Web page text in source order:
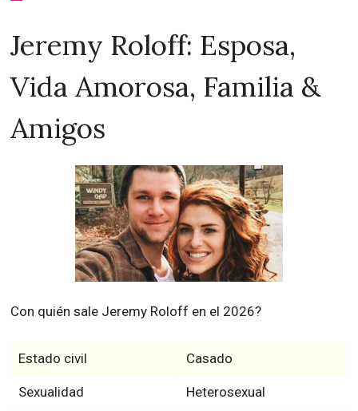
Jeremy Roloff: Esposa,
Vida Amorosa, Familia &
Amigos
Con quién sale Jeremy Roloff en el 2026?
Estado civil Casado
Sexualidad Heterosexual